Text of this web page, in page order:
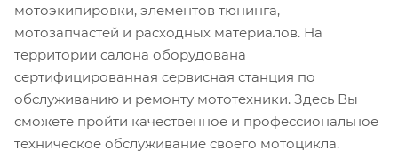
мотоэкипировки, элементов тюнинга,
мотозапчастей и расходных материалов. На
территории салона оборудована
сертифицированная сервисная станция по
обслуживанию и ремонту мототехники. Здесь Вы
сможете пройти качественное и профессиональное
техническое обслуживание своего мотоцикла.